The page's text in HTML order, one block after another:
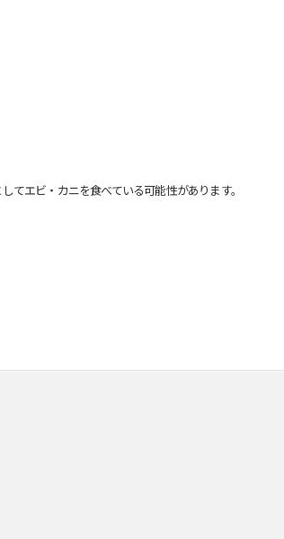
エビ・カニを食べている可能性があります。